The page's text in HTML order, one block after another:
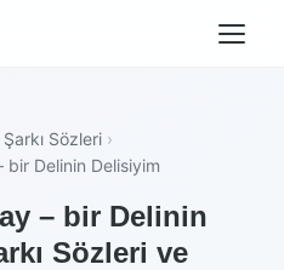
Şarkı Sözleri ›
bir Delinin Delisiyim
– bir Delinin
Sözleri ve